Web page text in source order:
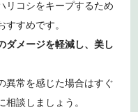
リコシをキープするため
すめです。
ダメージを軽減し、美し
異常を感じた場合はすぐ
談しましょう。